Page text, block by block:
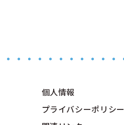
個人情報
プライバシーポリシー